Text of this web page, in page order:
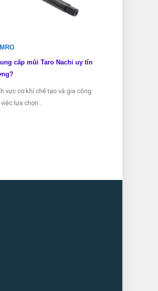
cấp mũi Taro Nachi uy tín
vực cơ khí chế tạo và gia công
việc lựa chọn…